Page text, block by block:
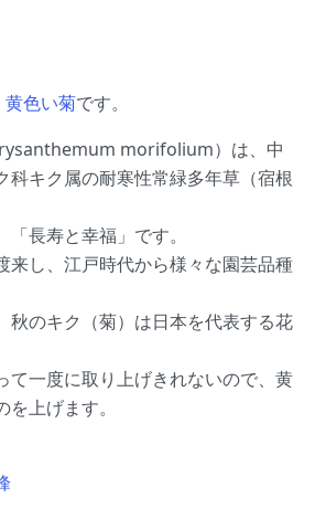
黄色い菊です。
morifolium）は、中
科キク属の耐寒性常緑多年草（宿根
長寿と幸福」です。
来し、江戸時代から様々な園芸品種
秋のキク（菊）は日本を代表する花
て一度に取り上げきれないので、黄
上げます。